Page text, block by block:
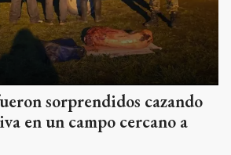
sorprendidos cazando
en un campo cercano a